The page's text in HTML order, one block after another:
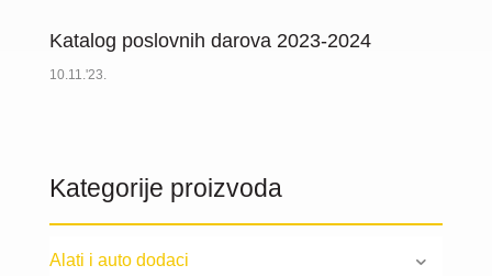
Katalog poslovnih darova 2023-2024
10.11.'23.
Kategorije proizvoda
Alati i auto dodaci